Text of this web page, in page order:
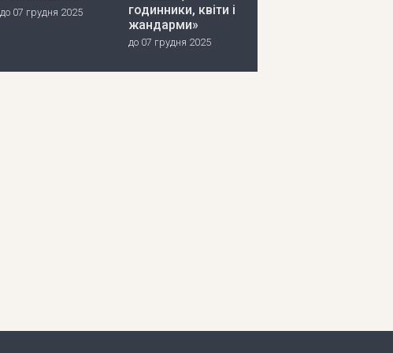
до 07 грудня 2025
годинники, квіти і
жандарми»
до 07 грудня 2025